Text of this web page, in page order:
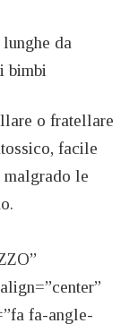
da
bimbi
o fratellare
facile
malgrado le
fa-angle-